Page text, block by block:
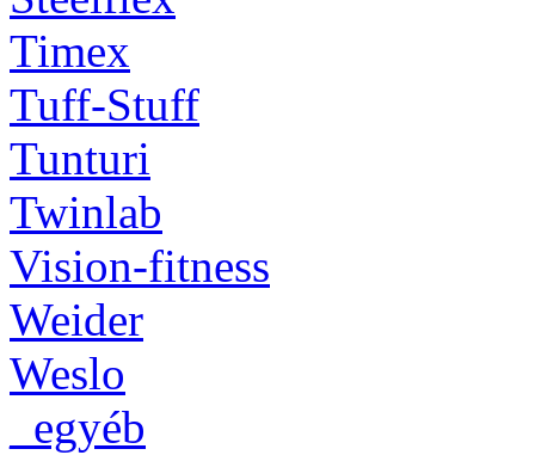
Timex
Tuff-Stuff
Tunturi
Twinlab
Vision-fitness
Weider
Weslo
_egyéb